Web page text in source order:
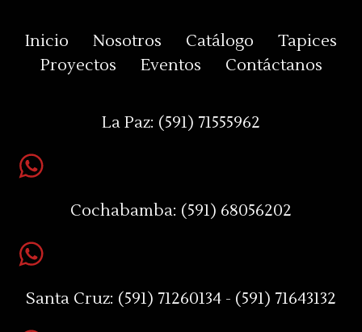
Inicio Nosotros Catálogo
Tapices
Proyectos
Eventos Contáctanos
La Paz: (591) 71555962
Cochabamba: (591) 68056202
Santa Cruz: (591) 71260134 - (591) 71643132